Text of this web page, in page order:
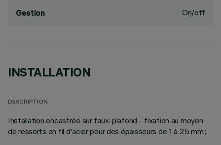
Gestion On/off
INSTALLATION
DESCRIPTION
Installation encastrée sur faux-plafond - fixation au moyen
de ressorts en fil d'acier pour des épaisseurs de 1 à 25 mm.;